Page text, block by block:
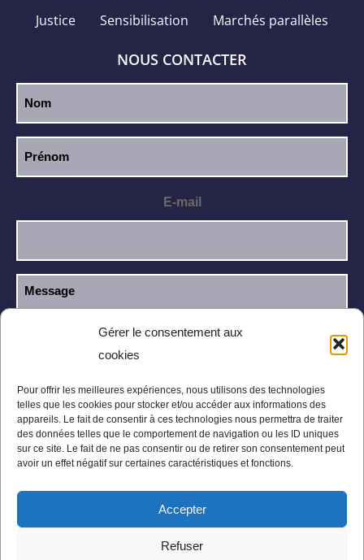
Gérer le consentement aux
cookies
Pour offrir les meilleures expériences, nous utilisons des technologies
telles que les cookies pour stocker et/ou accéder aux informations des
appareils. Le fait de consentir à ces technologies nous permettra de traiter
des données telles que le comportement de navigation ou les ID uniques
sur ce site. Le fait de ne pas consentir ou de retirer son consentement peut
avoir un effet négatif sur certaines caractéristiques et fonctions.
Accepter
Refuser
Justice
Sensibilisation Marchés parallèles
NOUS CONTACTER
E-mail
J’ai lu et j’accepte la
confidentialité.
Politique de confidentialité